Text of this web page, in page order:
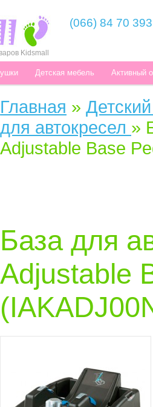
Kidsmall
(066) 84 70 393
Детская мебель Активный
Главная »
для автокресел »
Adjustable Base
База для
Adjustable